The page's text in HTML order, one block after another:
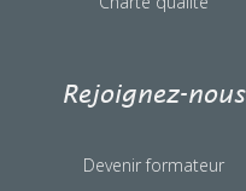
Rejoignez-nous
Devenir formateur